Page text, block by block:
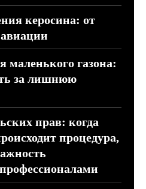
керосина: от
маленького газона:
за лишнюю
прав: когда
процедура,